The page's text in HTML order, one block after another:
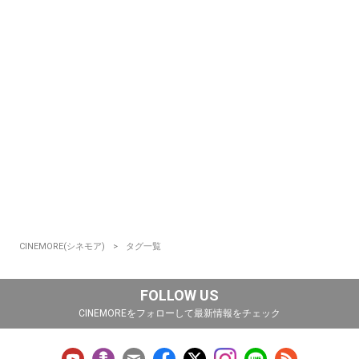
CINEMORE(シネモア) タグ一覧
FOLLOW US
CINEMOREをフォローして最新情報をチェック